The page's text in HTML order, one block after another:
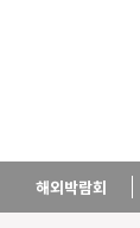
해외박람회